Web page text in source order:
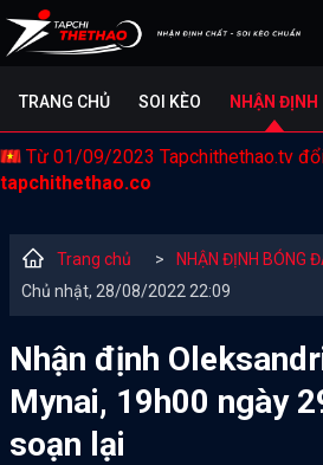
TRANG CHỦ SOI KÈO NHẬN ĐỊNH
Từ 01/09/2023 Tapchithethao.tv
tapchithethao.co
Trang chủ >
NHẬN ĐỊNH BÓNG
Chủ nhật, 28/08/2022 22:09
Nhận định
Mynai, 19h00 ngày
soạn lại